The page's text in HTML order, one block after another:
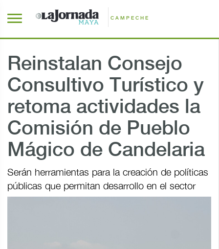
CAMPECHE
Reinstalan Consejo
Consultivo Turístico y
retoma actividades la
Comisión de Pueblo
Mágico de Candelaria
Serán herramientas para la creación de políticas
públicas que permitan desarrollo en el sector